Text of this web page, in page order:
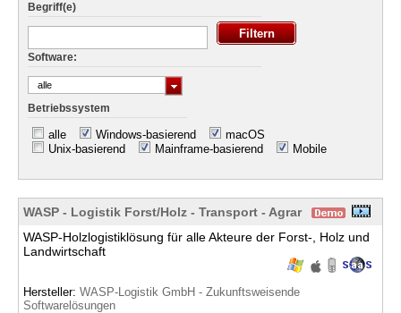
Begriff(e)
Software:
alle
Betriebssystem
alle Windows-basierend
macOS
Unix-basierend
Mainframe-basierend Mobile
WASP - Logistik Forst/Holz - Transport - Agrar
WASP-Holzlogistiklösung für alle Akteure der Forst-, Holz und
Landwirtschaft
Hersteller: WASP-Logistik GmbH - Zukunftsweisende
Softwarelösungen